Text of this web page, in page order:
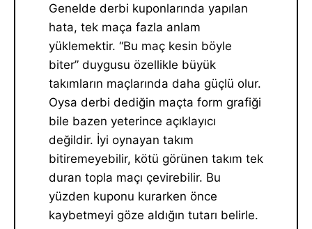
Genelde derbi kuponlarında yapılan
hata, tek maça fazla anlam
yüklemektir. “Bu maç kesin böyle
biter” duygusu özellikle büyük
takımların maçlarında daha güçlü olur.
Oysa derbi dediğin maçta form grafiği
bile bazen yeterince açıklayıcı
değildir. İyi oynayan takım
bitiremeyebilir, kötü görünen takım tek
duran topla maçı çevirebilir. Bu
yüzden kuponu kurarken önce
kaybetmeyi göze aldığın tutarı belirle.